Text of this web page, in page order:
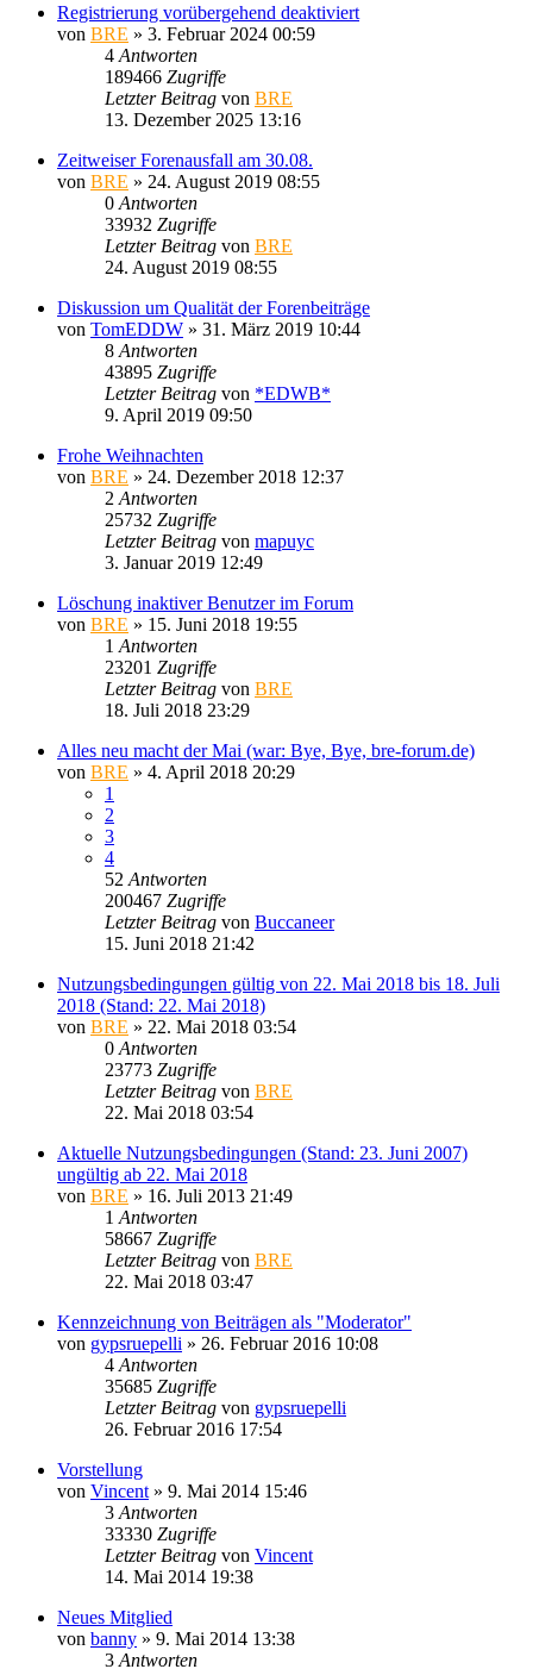
Registrierung vorübergehend deaktiviert
von BRE » 3. Februar 2024 00:59
4 Antworten
189466 Zugriffe
Letzter Beitrag von BRE
13. Dezember 2025 13:16
Zeitweiser Forenausfall am 30.08.
von BRE » 24. August 2019 08:55
0 Antworten
33932 Zugriffe
Letzter Beitrag von BRE
24. August 2019 08:55
Diskussion um Qualität der Forenbeiträge
von TomEDDW » 31. März 2019 10:44
8 Antworten
43895 Zugriffe
Letzter Beitrag von *EDWB*
9. April 2019 09:50
Frohe Weihnachten
von BRE » 24. Dezember 2018 12:37
2 Antworten
25732 Zugriffe
Letzter Beitrag von mapuyc
3. Januar 2019 12:49
Löschung inaktiver Benutzer im Forum
von BRE » 15. Juni 2018 19:55
1 Antworten
23201 Zugriffe
Letzter Beitrag von BRE
18. Juli 2018 23:29
Alles neu macht der Mai (war: Bye, Bye, bre-forum.de)
von BRE » 4. April 2018 20:29
1
2
3
4
52 Antworten
200467 Zugriffe
Letzter Beitrag von Buccaneer
15. Juni 2018 21:42
Nutzungsbedingungen gültig von 22. Mai 2018 bis 18. Juli
2018 (Stand: 22. Mai 2018)
von BRE » 22. Mai 2018 03:54
0 Antworten
23773 Zugriffe
Letzter Beitrag von BRE
22. Mai 2018 03:54
Aktuelle Nutzungsbedingungen (Stand: 23. Juni 2007)
ungültig ab 22. Mai 2018
von BRE » 16. Juli 2013 21:49
1 Antworten
58667 Zugriffe
Letzter Beitrag von BRE
22. Mai 2018 03:47
Kennzeichnung von Beiträgen als "Moderator"
von gypsruepelli » 26. Februar 2016 10:08
4 Antworten
35685 Zugriffe
Letzter Beitrag von gypsruepelli
26. Februar 2016 17:54
Vorstellung
von Vincent » 9. Mai 2014 15:46
3 Antworten
33330 Zugriffe
Letzter Beitrag von Vincent
14. Mai 2014 19:38
Neues Mitglied
von banny » 9. Mai 2014 13:38
3 Antworten